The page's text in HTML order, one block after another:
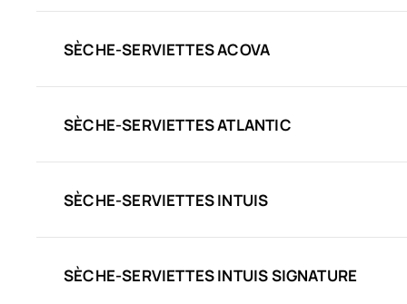
SÈCHE-SERVIETTES ACOVA
SÈCHE-SERVIETTES ATLANTIC
SÈCHE-SERVIETTES INTUIS
SÈCHE-SERVIETTES INTUIS SIGNATURE